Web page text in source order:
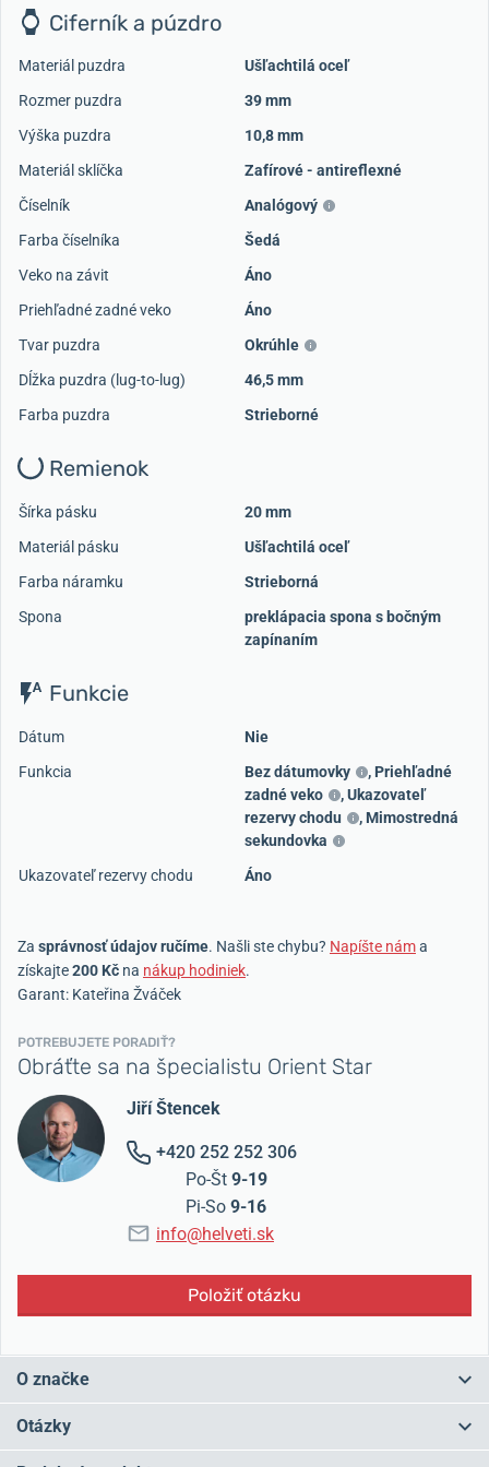
Načítať ďalšie videá
Ciferník a púzdro
Materiál puzdra
Ušľachtilá oceľ
Rozmer puzdra
39 mm
Výška puzdra
10,8 mm
Materiál sklíčka
Zafírové - antireflexné
Číselník
Analógový
Farba číselníka
Šedá
Veko na závit
Áno
Priehľadné zadné veko
Áno
Tvar puzdra
Okrúhle
Dĺžka puzdra (lug-to-lug)
46,5 mm
Farba puzdra
Strieborné
Remienok
Šírka pásku
20 mm
Materiál pásku
Ušľachtilá oceľ
Farba náramku
Strieborná
Spona
preklápacia spona s bočným
zapínaním
Funkcie
Dátum
Nie
Funkcia
Bez dátumovky , Priehľadné
zadné veko
,Ukazovateľ
rezervy chodu
, Mimostredná
sekundovka
Ukazovateľ rezervy chodu
Áno
Za správnosť údajov ručíme. Našli ste chybu? Napíšte náma
získajte200 Kč na nákup hodiniek.
Garant: Kateřina Žváček
POTREBUJETE PORADIŤ?
Obráťte sa na špecialistu Orient Star
Jiří Štencek
+420 252 252 306
Po-Št 9-19
Pi-So 9-16
info@helveti.sk
Položiť otázku
O značke
hodiniek s nadčasovým designom. Názov vyjadruje cieľ a snahu
tvoriť mechanické hodinky, ktoré upútajú svojou vysokou kvalitou a
Otázky